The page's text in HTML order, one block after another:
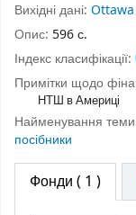
Вихідні дані: Ottawa
Опис: 596 с.
Індекс класифікації:
Примітки щодо
НТШ в Америці
Найменування
посібники
Фонди ( 1 )